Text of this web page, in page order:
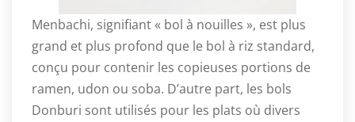
Menbachi, signifiant « bol à nouilles », est plus
grand et plus profond que le bol à riz standard,
conçu pour contenir les copieuses portions de
ramen, udon ou soba. D’autre part, les bols
Donburi sont utilisés pour les plats où divers